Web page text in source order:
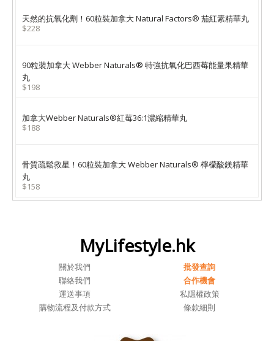
天然的抗氧化劑！60粒裝加拿大 Natural Factors® 茄紅素精華丸
$228
90粒裝加拿大 Webber Naturals® 特強抗氧化巴西莓能量果精華
丸
$198
加拿大Webber Naturals®紅莓36:1濃縮精華丸
$188
骨質疏鬆救星！60粒裝加拿大 Webber Naturals® 檸檬酸鎂精華
丸
$158
MyLifestyle.hk
關於我們
批發查詢
聯絡我們
合作機會
運送事項
私隱權政策
購物流程及付款方式
條款細則